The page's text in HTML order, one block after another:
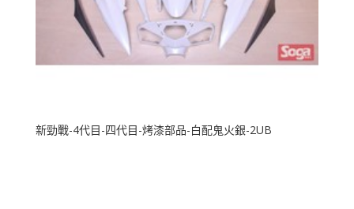
新勁戰-4代目-四代目-烤漆部品-白配鬼火銀-2UB